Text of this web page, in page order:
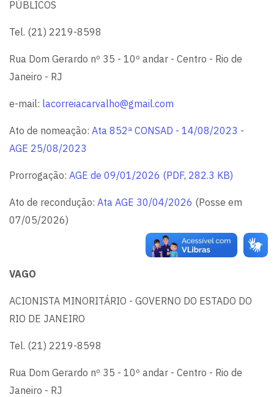
PÚBLICOS
Tel. (21) 2219-8598
Rua Dom Gerardo nº 35 - 10º andar - Centro - Rio de
Janeiro - RJ
e-mail: lacorreiacarvalho@gmail.com
Ato de nomeação: Ata 852ª CONSAD - 14/08/2023 -
AGE 25/08/2023
Prorrogação: AGE de 09/01/2026 (PDF, 282.3 KB)
Ato de recondução: Ata AGE 30/04/2026 (Posse em
07/05/2026)
VAGO
ACIONISTA MINORITÁRIO - GOVERNO DO ESTADO DO
RIO DE JANEIRO
Tel. (21) 2219-8598
Rua Dom Gerardo nº 35 - 10º andar - Centro - Rio de
Janeiro - RJ